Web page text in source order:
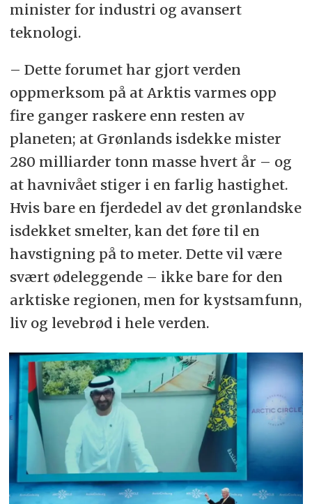
minister for industri og avansert
teknologi.
– Dette forumet har gjort verden
oppmerksom på at Arktis varmes opp
fire ganger raskere enn resten av
planeten; at Grønlands isdekke mister
280 milliarder tonn masse hvert år – og
at havnivået stiger i en farlig hastighet.
Hvis bare en fjerdedel av det grønlandske
isdekket smelter, kan det føre til en
havstigning på to meter. Dette vil være
svært ødeleggende – ikke bare for den
arktiske regionen, men for kystsamfunn,
liv og levebrød i hele verden.